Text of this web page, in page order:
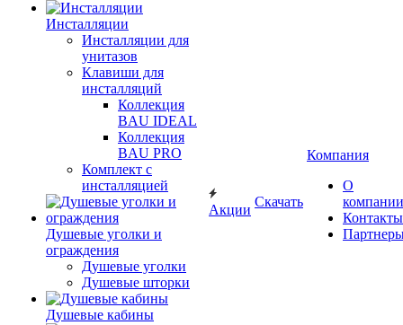
Инсталляции
Инсталляции для
унитазов
Клавиши для
инсталляций
Коллекция
BAU IDEAL
Коллекция
BAU PRO
Комплект с
инсталляцией
Душевые уголки и
ограждения
Душевые уголки
Душевые шторки
Душевые кабины
Акции
Скачать
Компания
О
компании
Контакты